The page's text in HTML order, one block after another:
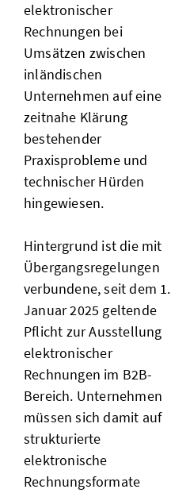
elektronischer
Rechnungen bei
Umsätzen zwischen
inländischen
Unternehmen auf eine
zeitnahe Klärung
bestehender
Praxisprobleme und
technischer Hürden
hingewiesen.
Hintergrund ist die mit
Übergangsregelungen
verbundene, seit dem 1.
Januar 2025 geltende
Pflicht zur Ausstellung
elektronischer
Rechnungen im B2B-
Bereich. Unternehmen
müssen sich damit auf
strukturierte
elektronische
Rechnungsformate